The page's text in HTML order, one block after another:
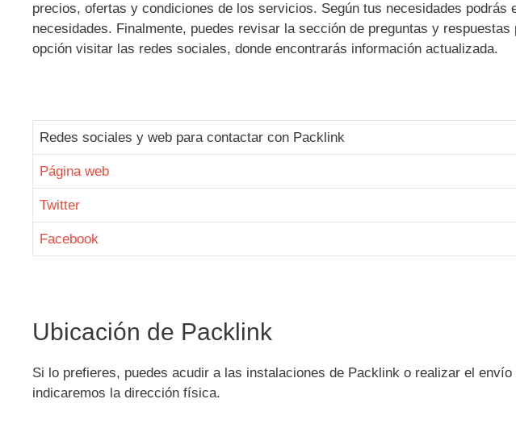
precios, ofertas y condiciones de los servicios. Según tus necesidades podrás
necesidades. Finalmente, puedes revisar la sección de preguntas y
opción visitar las redes sociales, donde encontrarás información actualizada.
Redes sociales y web para contactar con Packlink
Página web
Twitter
Facebook
Ubicación de Packlink
Si lo prefieres, puedes acudir a las instalaciones de Packlink o realizar el
indicaremos la dirección física.